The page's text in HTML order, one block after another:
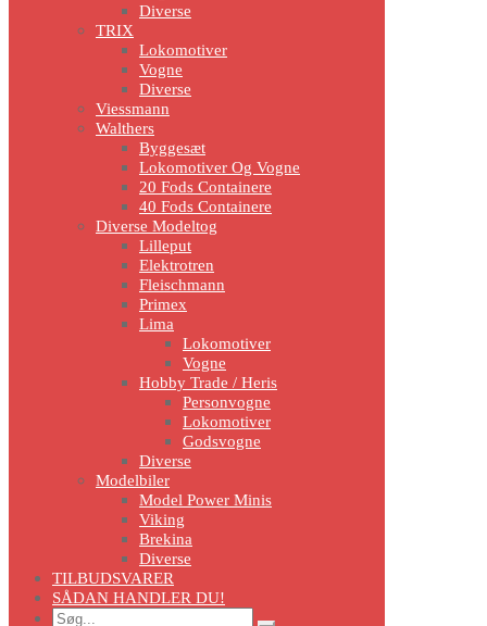
Diverse
TRIX
Lokomotiver
Vogne
Diverse
Viessmann
Walthers
Byggesæt
Lokomotiver Og Vogne
20 Fods Containere
40 Fods Containere
Diverse Modeltog
Lilleput
Elektrotren
Fleischmann
Primex
Lima
Lokomotiver
Vogne
Hobby Trade / Heris
Personvogne
Lokomotiver
Godsvogne
Diverse
Modelbiler
Model Power Minis
Viking
Brekina
Diverse
TILBUDSVARER
SÅDAN HANDLER DU!
Search